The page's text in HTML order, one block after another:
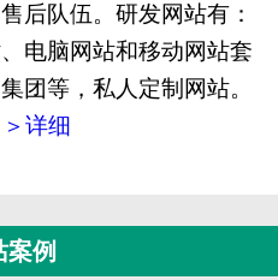
后队伍。研发网站有：
电脑网站和移动网站套
团等，私人定制网站。
详细
案例